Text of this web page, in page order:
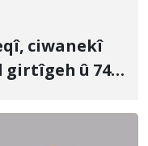
ciwanekî
girtîgeh û 74